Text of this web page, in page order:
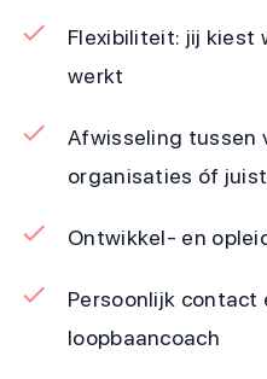
Flexibiliteit: jij kiest
werkt
Afwisseling tussen
organisaties óf
Ontwikkel- en
Persoonlijk contact
loopbaancoach